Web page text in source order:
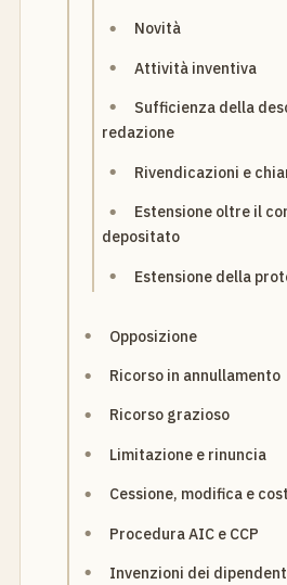
Novità
Attività inventiva
Sufficienza della
redazione
Rivendicazioni e
Estensione oltre il
depositato
Estensione della
Opposizione
Ricorso in annullamento
Ricorso grazioso
Limitazione e rinuncia
Cessione, modifica e
Procedura AIC e CCP
Invenzioni dei